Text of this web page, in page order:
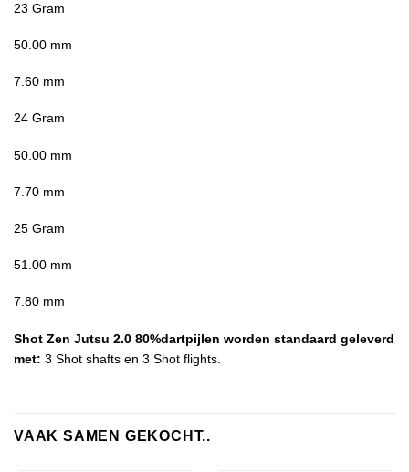
23 Gram
50.00 mm
7.60 mm
24 Gram
50.00 mm
7.70 mm
25 Gram
51.00 mm
7.80 mm
Shot Zen Jutsu 2.0 80%dartpijlen worden standaard geleverd
met: 3 Shot shafts en 3 Shot flights.
VAAK SAMEN GEKOCHT..